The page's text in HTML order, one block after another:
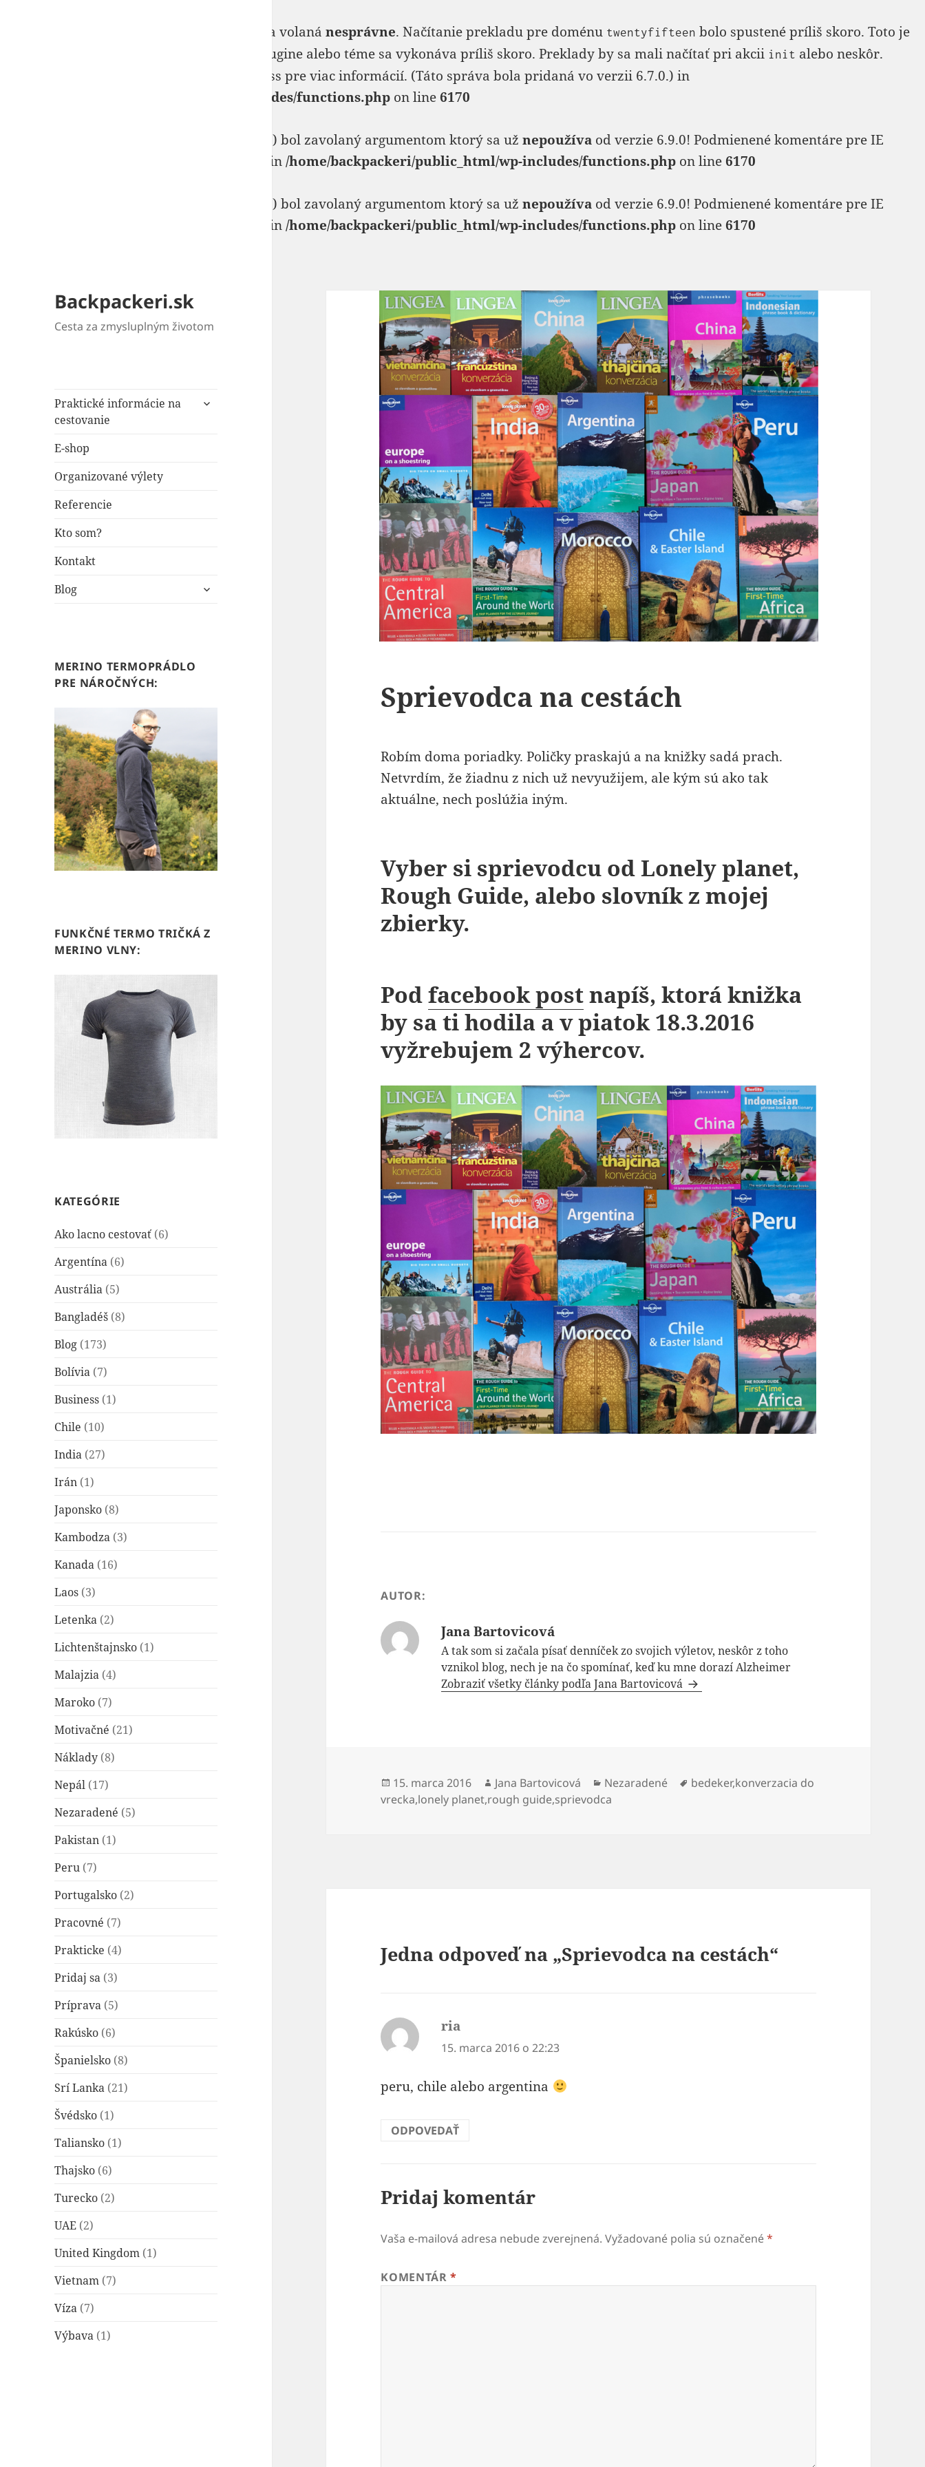
: _load_textdomain_just_in_time bola volaná nesprávne. Načítanie prekladu pre doménu twentyfifteen bolo spustené príliš skoro. Toto je
zvyčajne indikátor toho, že nejaký kód v plugine alebo téme sa vykonáva príliš skoro. Preklady by sa mali načítať pri akcii init alebo neskôr.
Debugovanie vo WordPress pre viac informácií. (Táto správa bola pridaná vo verzii 6.7.0.) in
/home/backpackeri/public_html/wp-includes/functions.php on line6170
: WP_Dependencies->add_data() bol zavolaný argumentom ktorý sa už nepoužíva od verzie 6.9.0! Podmienené komentáre pre IE
ignorujú všetky podporované prehliadače. in/home/backpackeri/public_html/wp-includes/functions.php on line6170
: WP_Dependencies->add_data() bol zavolaný argumentom ktorý sa už nepoužíva od verzie 6.9.0! Podmienené komentáre pre IE
ignorujú všetky podporované prehliadače. in/home/backpackeri/public_html/wp-includes/functions.php on line6170
Backpackeri.sk
Cesta za zmysluplným životom
Praktické informácie na
cestovanie
rozbaliť
E-shop
Organizované výlety
Referencie
Kto som?
Kontakt
Blog
rozbaliť
MERINO TERMOPRÁDLO
PRE NÁROČNÝCH:
FUNKČNÉ TERMO TRIČKÁ Z
MERINO VLNY:
KATEGÓRIE
Ako lacno cestovať (6)
Argentína (6)
Austrália (5)
Bangladéš (8)
Blog (173)
Bolívia (7)
Business (1)
Chile (10)
India (27)
Irán (1)
Japonsko (8)
Kambodza (3)
Kanada (16)
Laos (3)
Letenka (2)
Lichtenštajnsko (1)
Malajzia (4)
Maroko (7)
Motivačné (21)
Náklady (8)
Nepál (17)
Nezaradené (5)
Pakistan (1)
Peru (7)
Portugalsko (2)
Pracovné (7)
Prakticke (4)
Pridaj sa (3)
Príprava (5)
Rakúsko (6)
Španielsko (8)
Srí Lanka (21)
Švédsko (1)
Taliansko (1)
Thajsko (6)
Turecko (2)
UAE (2)
United Kingdom (1)
Vietnam (7)
Víza (7)
Výbava (1)
Sprievodca na cestách
Robím doma poriadky. Poličky praskajú a na knižky sadá prach.
Netvrdím, že žiadnu z nich už nevyužijem, ale kým sú ako tak
aktuálne, nech poslúžia iným.
Vyber si sprievodcu od Lonely planet,
Rough Guide, alebo slovník z mojej
zbierky.
Podfacebook postnapíš, ktorá knižka
by sa ti hodila a v piatok 18.3.2016
vyžrebujem 2 výhercov.
AUTOR:
Jana Bartovicová
A tak som si začala písať denníček zo svojich výletov, neskôr z toho
vznikol blog, nech je na čo spomínať, keď ku mne dorazí Alzheimer
Zobraziť všetky články podľa Jana Bartovicová
Publikované
15. marca 2016 Autor
Jana Bartovicová Kategórie
Nezaradené Značky
bedeker,konverzacia do
vrecka,lonely planet,rough guide,sprievodca
Jedna odpoveď na „Sprievodca na cestách“
ria
15. marca 2016 o 22:23
peru, chile alebo argentina
ODPOVEDAŤ
Pridaj komentár
Vaša e-mailová adresa nebude zverejnená. Vyžadované polia sú označené*
KOMENTÁR*